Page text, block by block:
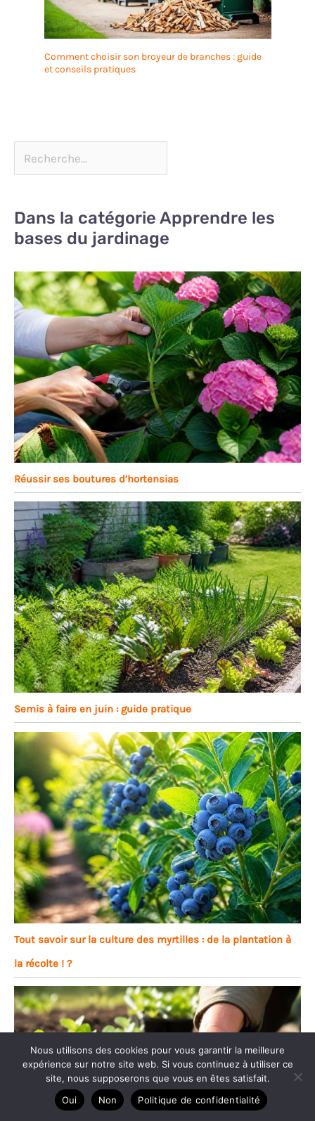
Comment choisir son broyeur de branches : guide
et conseils pratiques
Dans la catégorie Apprendre les
bases du jardinage
Réussir ses boutures d’hortensias
Semis à faire en juin : guide pratique
Tout savoir sur la culture des myrtilles : de la plantation à
la récolte ! ?
Nous utilisons des cookies pour vous garantir la meilleure
expérience sur notre site web. Si vous continuez à utiliser ce
site, nous supposerons que vous en êtes satisfait.
Oui
Non Politique de confidentialité